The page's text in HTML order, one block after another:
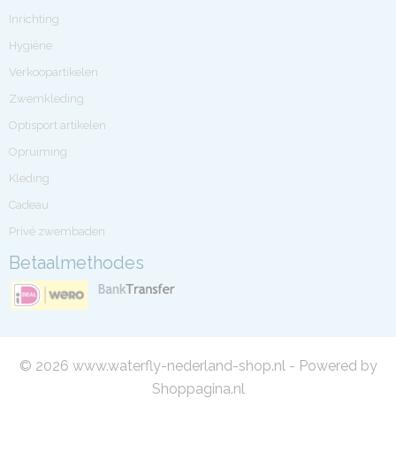
Inrichting
Hygiëne
Verkoopartikelen
Zwemkleding
Optisport artikelen
Opruiming
Kleding
Cadeau
Privé zwembaden
Betaalmethodes
© 2026 www.waterfly-nederland-shop.nl - Powered by
Shoppagina.nl